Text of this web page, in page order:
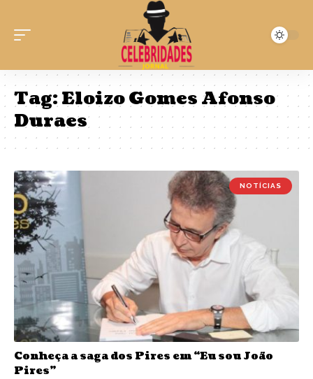
Tag:Eloizo Gomes Afonso
Duraes
NOTÍCIAS
Conheça a saga dos Pires em “Eu sou João
Pires”